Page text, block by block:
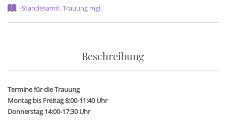
-Standesamtl. Trauung mgl.
Beschreibung
Termine für die Trauung
Montag bis Freitag 8:00-11:40 Uhr
Donnerstag 14:00-17:30 Uhr